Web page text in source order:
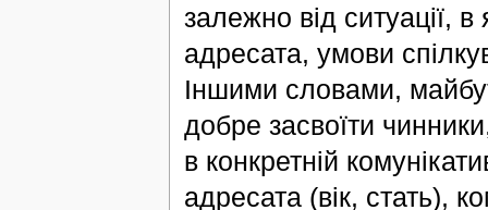
залежно від ситуації,
адресата, умови
Іншими словами,
добре засвоїти
в конкретній
адресата (вік, стать),